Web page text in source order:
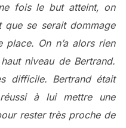
fois le but atteint, on
que se serait dommage
On n’a alors rien
niveau de Bertrand.
difficile. Bertrand était
à lui mettre une
rester très proche de